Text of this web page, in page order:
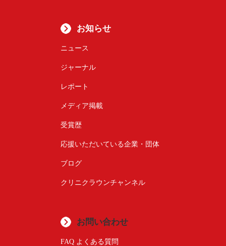
お知らせ
ニュース
ジャーナル
レポート
メディア掲載
受賞歴
応援いただいている企業・団体
ブログ
クリニクラウンチャンネル
お問い合わせ
FAQ よくある質問